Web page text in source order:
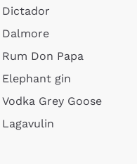
Dictador
Dalmore
Rum Don Papa
Elephant gin
Vodka Grey Goose
Lagavulin